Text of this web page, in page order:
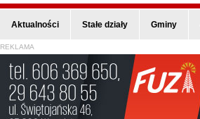
Aktualności Stałe działy Gminy
REKLAMA